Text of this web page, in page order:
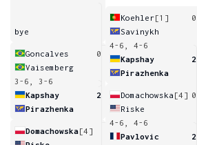
bye
Goncalves
0
Vaisemberg
3-6, 3-6
Kapshay
2
Pirazhenka
Domachowska[4]
Koehler[1]
0
Savinykh
4-6, 4-6
Kapshay
2
Pirazhenka
Domachowska [4] 0
Riske
4-6, 4-6
Pavlovic
2